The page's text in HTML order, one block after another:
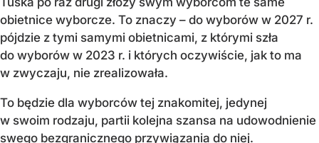
obietnice wyborcze. To znaczy – do wyborów w 2027 r.
pójdzie z tymi samymi obietnicami, z którymi szła
do wyborów w 2023 r. i których oczywiście, jak to ma
w zwyczaju, nie zrealizowała.
To będzie dla wyborców tej znakomitej, jedynej
w swoim rodzaju, partii kolejna szansa na udowodnienie
swego bezgranicznego przywiązania do niej.